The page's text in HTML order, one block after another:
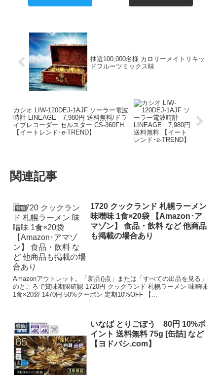
抽選100,000名様 カロリーメイトリキッ
ドフルーツミックス味
カシオ LIW-120DEJ-1AJF ソーラー電波
時計 LINEAGE 7,980円 送料無料/ドラ
イブレコーダー セルスター CS-360FH
【イートレンド･e-TREND】
関連記事
特価
1720 クックランド 札幌ラーメン
味噌味 1食×20袋 【Amazon･ア
マゾン】 食品・飲料 など 他商品
も掲載の場合あり
Amazonアウトレット。「新品()点」または「すべての出品を見る」
のところで賞味期限確認 1720円 クックランド 札幌ラーメン 味噌味
1食×20袋 1470円 50%クーポン 定期10%OFF 【...
特価
いなば とりごぼう 80円 10%ポ
イント 送料無料 75g [缶詰] など
【ヨドバシ.com】